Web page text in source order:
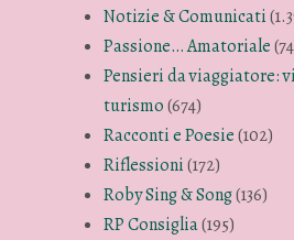
Notizie & Comunicati
Passione… Amatoriale
Pensieri da viaggiatore:
turismo(674)
Racconti e Poesie(102)
Riflessioni(172)
Roby Sing & Song(136)
RP Consiglia(195)